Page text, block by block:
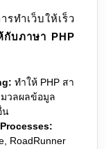
ทำเว็บให้เร็ว
กับภาษา PHP
ทำให้ PHP สา
วลผลข้อมูล
น
RoadRunner